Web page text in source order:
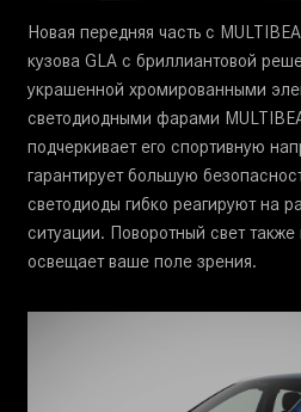
Новая передняя часть с
кузова GLA с бриллиантовой
украшенной хромированными
светодиодными фарами
подчеркивает его спортивную
гарантирует большую
светодиоды гибко реагируют на
ситуации. Поворотный свет
освещает ваше поле зрения.